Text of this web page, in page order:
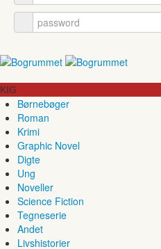
KIG
Børnebøger
Roman
Krimi
Graphic Novel
Digte
Ung
Noveller
Science Fiction
Tegneserie
Andet
Livshistorier